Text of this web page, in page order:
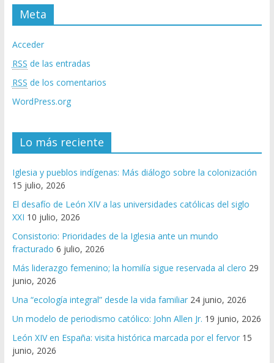
Meta
Acceder
RSS de las entradas
RSS de los comentarios
WordPress.org
Lo más reciente
Iglesia y pueblos indígenas: Más diálogo sobre la colonización
15 julio, 2026
El desafío de León XIV a las universidades católicas del siglo
XXI 10 julio, 2026
Consistorio: Prioridades de la Iglesia ante un mundo
fracturado 6 julio, 2026
Más liderazgo femenino; la homilía sigue reservada al clero 29
junio, 2026
Una “ecología integral” desde la vida familiar 24 junio, 2026
Un modelo de periodismo católico: John Allen Jr. 19 junio, 2026
León XIV en España: visita histórica marcada por el fervor 15
junio, 2026